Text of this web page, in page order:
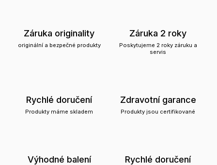
Záruka originality
originální a bezpečné produkty
Záruka 2 roky
Poskytujeme 2 roky záruku a
servis
Rychlé doručení
Produkty máme skladem
Zdravotní garance
Produkty jsou certifikované
Výhodné balení Rychlé doručení